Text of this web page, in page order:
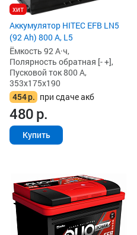
хит
Аккумулятор HITEC EFB LN5
(92 Ah) 800 А, L5
Ёмкость 92 А·ч,
Полярность обратная [- +],
Пусковой ток 800 А,
353x175x190
454р. при сдаче акб
480р.
Купить